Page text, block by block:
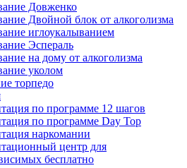
Довженко
Двойной блок от алкоголизма
иглоукалыванием
Эспераль
на дому от алкоголизма
уколом
торпедо
по программе 12 шагов
по программе Day Top
наркомании
центр для
бесплатно